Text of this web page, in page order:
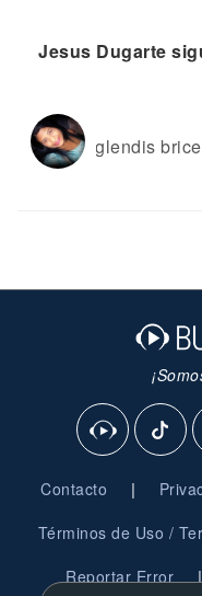
Jesus Dugarte
glendis
Contacto |
Términos de Uso /
Reportar Error |